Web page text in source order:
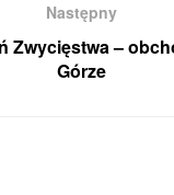
Następny
Zwycięstwa –
Górze